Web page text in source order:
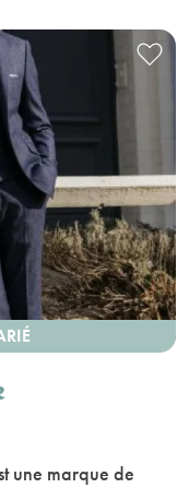
une marque de